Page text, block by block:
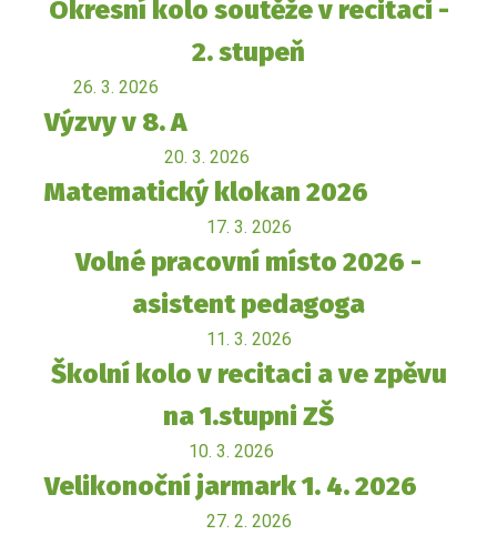
Okresní kolo soutěže v recitaci -
2. stupeň
26. 3. 2026
Výzvy v 8. A
20. 3. 2026
Matematický klokan 2026
17. 3. 2026
Volné pracovní místo 2026 -
asistent pedagoga
11. 3. 2026
Školní kolo v recitaci a ve zpěvu
na 1.stupni ZŠ
10. 3. 2026
Velikonoční jarmark 1. 4. 2026
27. 2. 2026